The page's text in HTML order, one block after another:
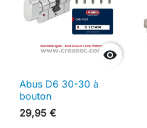

Abus D6 30-30 à
bouton
29,95 €